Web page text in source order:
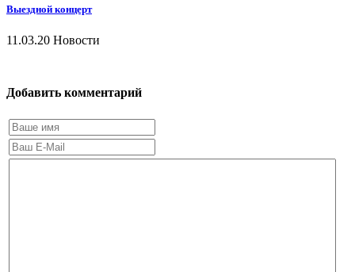
Выездной концерт
11.03.20 Новости
Добавить комментарий